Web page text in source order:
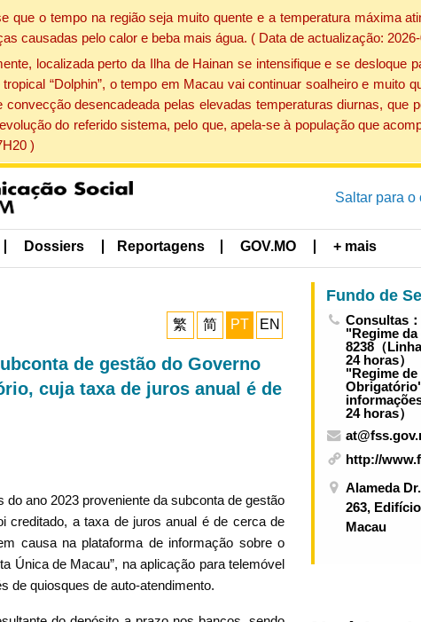
o tempo na região seja muito quente e a temperatura máxima
causadas pelo calor e beba mais água. ( Data de actualização:
localizada perto da Ilha de Hainan se intensifique e se desloque
“Dolphin”, o tempo em Macau vai continuar soalheiro e muito
desencadeada pelas elevadas temperaturas diurnas, que
do referido sistema, pelo que, apela-se à população que
)
Saltar para o
Dossiers Reportagens GOV.MO + mais
繁 简 PT EN
de gestão do Governo
cuja taxa de juros anual é de
ano 2023 proveniente da subconta de gestão
creditado, a taxa de juros anual é de cerca de
causa na plataforma de informação sobre o
Única de Macau”, na aplicação para telemóvel
de quiosques de auto-atendimento.
Fundo de
Consultas
"Regime da
8238（
24 horas）
"Regime
24 horas）
http://
Alameda
263,
Macau